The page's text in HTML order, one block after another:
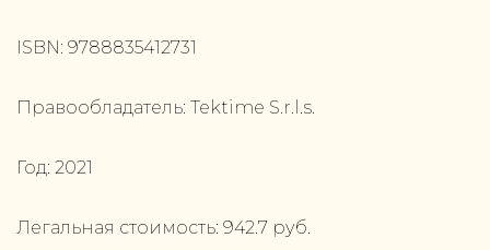
ISBN: 9788835412731
Правообладатель: Tektime S.r.l.s.
Год: 2021
Легальная стоимость: 942.7 руб.